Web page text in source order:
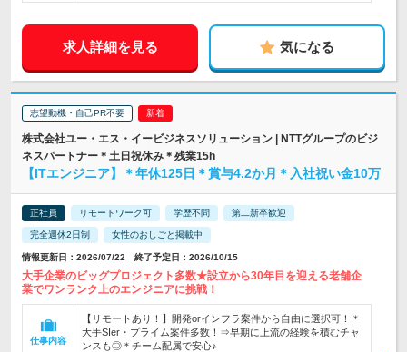
求人詳細を見る 気になる
志望動機・自己PR不要
株式会社ユー・エス・イービジネスソリューション | NTTグループのビジ
ネスパートナー＊土日祝休み＊残業15h
【ITエンジニア】＊年休125日＊賞与4.2か月＊入社祝い金10万
正社員 リモートワーク可 学歴不問 第二新卒歓迎
完全週休2日制 女性のおしごと掲載中
情報更新日：2026/07/22 終了予定日：2026/10/15
大手企業のビッグプロジェクト多数★設立から30年目を迎える老舗企
業でワンランク上のエンジニアに挑戦！
仕事内容
【リモートあり！】開発orインフラ案件から自由に選択可！＊
大手SIer・プライム案件多数！⇒早期に上流の経験を積むチャ
ンスも◎＊チーム配属で安心♪